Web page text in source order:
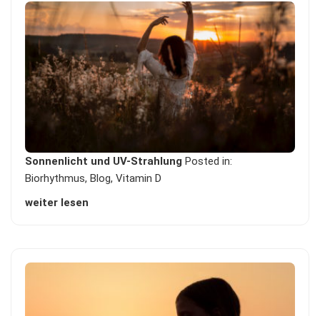
Sonnenlicht und UV-Strahlung Posted in:
Biorhythmus,Blog,Vitamin D
weiter lesen